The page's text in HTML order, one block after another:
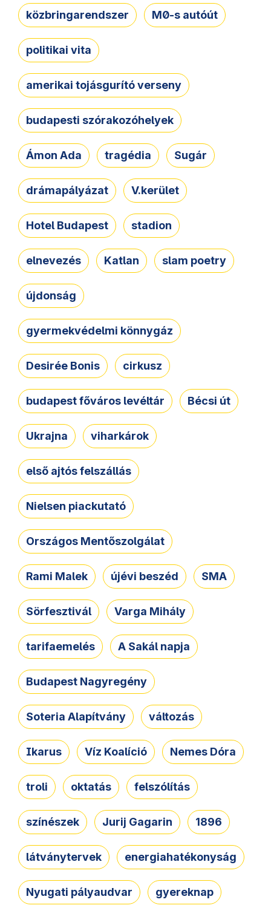
közbringarendszer M0-s autóút
politikai vita
amerikai tojásgurító verseny
budapesti szórakozóhelyek
Ámon Ada tragédia Sugár
drámapályázat V.kerület
Hotel Budapest stadion
elnevezés Katlan slam poetry
újdonság
gyermekvédelmi könnygáz
Desirée Bonis cirkusz
budapest főváros levéltár Bécsi út
Ukrajna viharkárok
első ajtós felszállás
Nielsen piackutató
Országos Mentőszolgálat
Rami Malek újévi beszéd SMA
Sörfesztivál Varga Mihály
tarifaemelés A Sakál napja
Budapest Nagyregény
Soteria Alapítvány változás
Ikarus Víz Koalíció Nemes Dóra
troli oktatás felszólítás
színészek Jurij Gagarin 1896
látványtervek energiahatékonyság
Nyugati pályaudvar gyereknap